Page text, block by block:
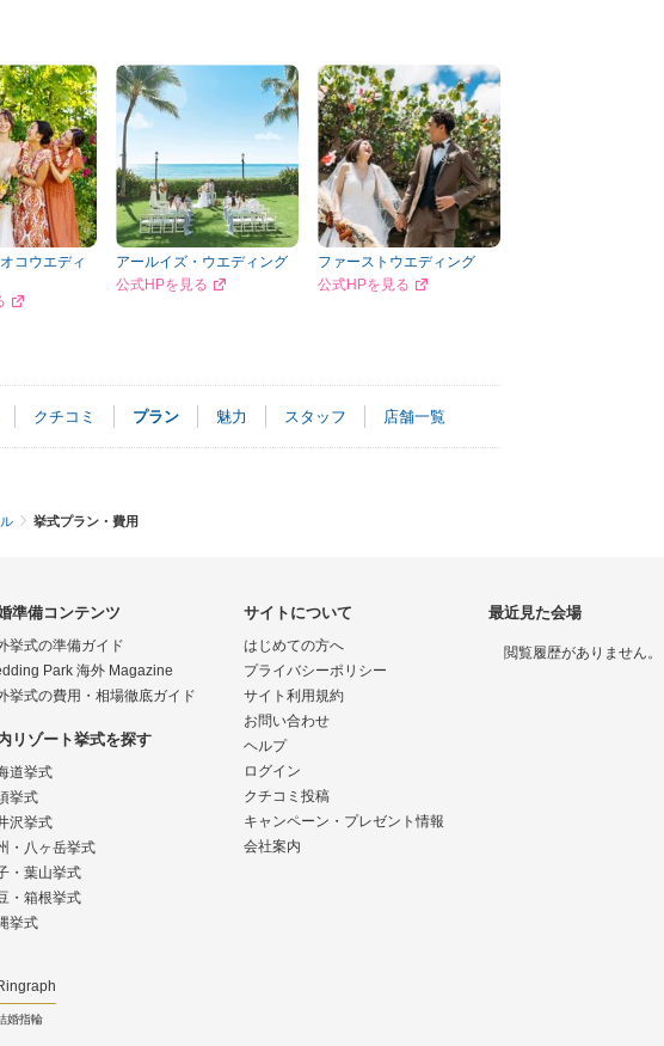
コウエディ
アールイズ・ウエディング
公式HPを見る
ファーストウエディング
公式HPを見る
クチコミ プラン 魅力 スタッフ 店舗一覧
挙式プラン・費用
準備コンテンツ
挙式の準備ガイド
Park 海外 Magazine
挙式の費用・相場徹底ガイド
リゾート挙式を探す
道挙式
挙式
沢挙式
・八ヶ岳挙式
・葉山挙式
・箱根挙式
挙式
サイトについて
はじめての方へ
プライバシーポリシー
サイト利用規約
お問い合わせ
ヘルプ
ログイン
クチコミ投稿
キャンペーン・プレゼント情報
会社案内
最近見た会場
閲覧履歴がありません。
婚指輪